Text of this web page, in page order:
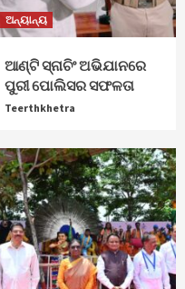
ଅନ୍ୟାନ୍ୟ
ଆଣ୍ଟି ସ୍ନାଚିଂ ଅଭିଯାନରେ
ପୁରୀ ପୋଲିସର ସଫଳତା
Teerthkhetra